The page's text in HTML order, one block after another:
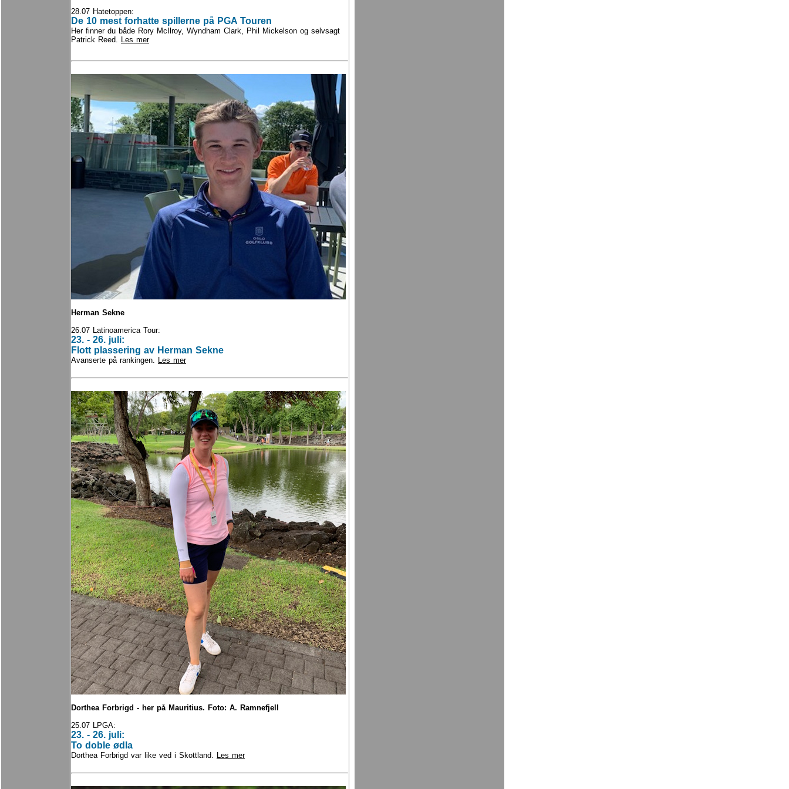
28.07 Hatetoppen:
De 10 mest forhatte spillerne på PGA Touren
Her finner du både Rory McIlroy, Wyndham Clark, Phil Mickelson og selvsagt
Patrick Reed. Les mer
Herman Sekne
26.07 Latinoamerica Tour:
23. - 26. juli:
Flott plassering av Herman Sekne
Avanserte på rankingen. Les mer
Dorthea Forbrigd - her på Mauritius. Foto: A. Ramnefjell
25.07 LPGA:
23. - 26. juli:
To doble ødla
Dorthea Forbrigd var like ved i Skottland. Les mer